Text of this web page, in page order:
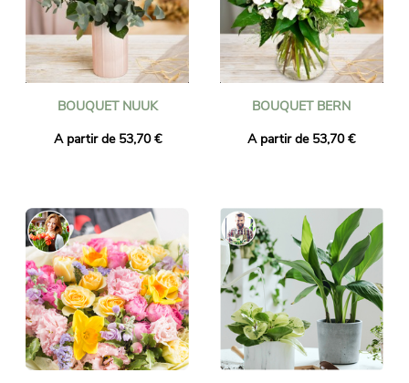
BOUQUET NUUK
A partir de 53,70 €
BOUQUET BERN
A partir de 53,70 €